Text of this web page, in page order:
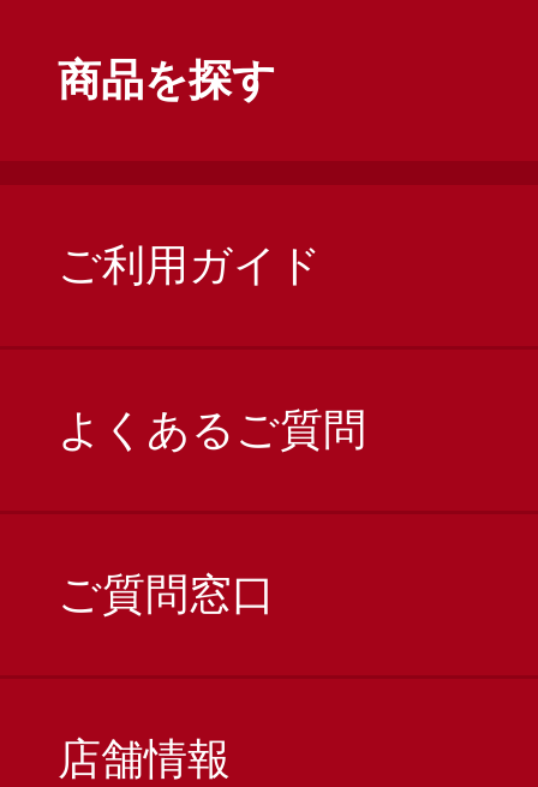
商品を探す
ご利用ガイド
よくあるご質問
ご質問窓口
店舗情報